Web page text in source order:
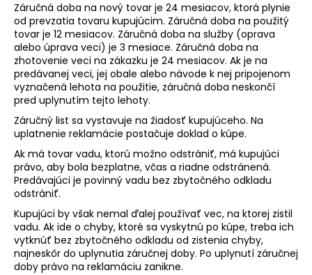
Záručná doba na nový tovar je 24 mesiacov, ktorá plynie
od prevzatia tovaru kupujúcim. Záručná doba na použitý
tovar je 12 mesiacov. Záručná doba na služby (oprava
alebo úprava veci) je 3 mesiace. Záručná doba na
zhotovenie veci na zákazku je 24 mesiacov. Ak je na
predávanej veci, jej obale alebo návode k nej pripojenom
vyznačená lehota na použitie, záručná doba neskončí
pred uplynutím tejto lehoty.
Záručný list sa vystavuje na žiadosť kupujúceho. Na
uplatnenie reklamácie postačuje doklad o kúpe.
Ak má tovar vadu, ktorú možno odstrániť, má kupujúci
právo, aby bola bezplatne, včas a riadne odstránená.
Predávajúci je povinný vadu bez zbytočného odkladu
odstrániť.
Kupujúci by však nemal ďalej používať vec, na ktorej zistil
vadu. Ak ide o chyby, ktoré sa vyskytnú po kúpe, treba ich
vytknúť bez zbytočného odkladu od zistenia chyby,
najneskôr do uplynutia záručnej doby. Po uplynutí záručnej
doby právo na reklamáciu zanikne.